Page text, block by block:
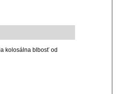
kolosálna blbosť od